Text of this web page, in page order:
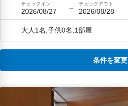
チェックイン
2026/08/27
チェックアウト
2026/08/28
大人1名,子供0名,1部屋
条件を変更